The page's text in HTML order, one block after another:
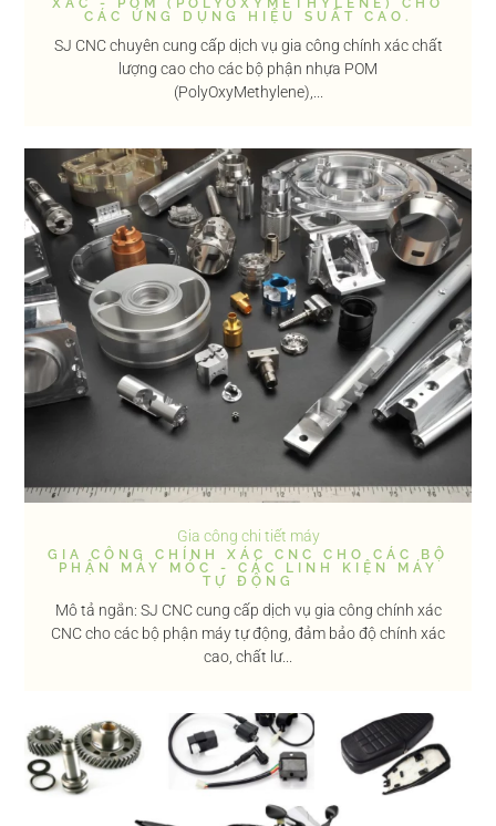
CÁC ỨNG DỤNG HIỆU SUẤT CAO.
SJ CNC chuyên cung cấp dịch vụ gia công chính xác chất
lượng cao cho các bộ phận nhựa POM
(PolyOxyMethylene),...
Gia công chi tiết máy
GIA CÔNG CHÍNH XÁC CNC CHO CÁC BỘ
PHẬN MÁY MÓC - CÁC LINH KIỆN MÁY
TỰ ĐỘNG
Mô tả ngắn: SJ CNC cung cấp dịch vụ gia công chính xác
CNC cho các bộ phận máy tự động, đảm bảo độ chính xác
cao, chất lư...